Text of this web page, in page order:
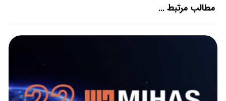
مطالب مرتبط ...